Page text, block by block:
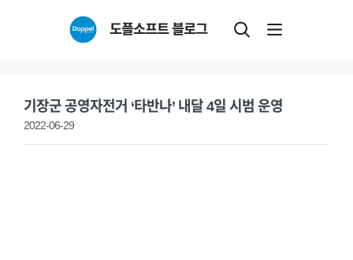
도플소프트 블로그
기장군 공영자전거 ‘타반나’ 내달 4일 시범 운영
2022-06-29